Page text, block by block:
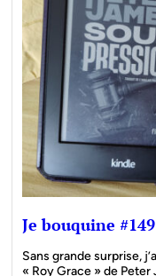
Je bouquine #149
Sans grande surprise,
« Roy Grace » de Peter